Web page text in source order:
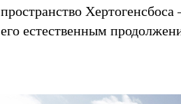
пространство
его естественным